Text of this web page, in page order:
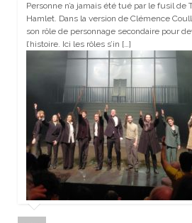
Personne n’a jamais été tué par le fusil de
Hamlet. Dans la version de Clémence
son rôle de personnage secondaire pour
l’histoire. Ici les rôles s’in […]